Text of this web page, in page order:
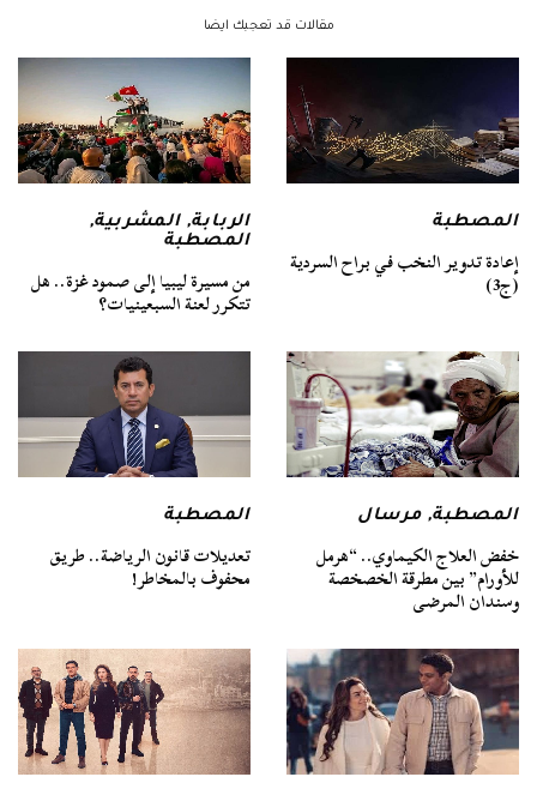
مقالات قد تعجبك ايضا
المصطبة
إعادة تدوير النخب في براح السردية
(ج3)
الربابة,المشربية,
المصطبة
من مسيرة ليبيا إلى صمود غزة.. هل
تتكرر لعنة السبعينيات؟
المصطبة,مرسال
خفض العلاج الكيماوي.. “هرمل
للأورام” بين مطرقة الخصخصة
وسندان المرضى
المصطبة
تعديلات قانون الرياضة.. طريق
محفوف بالمخاطر!